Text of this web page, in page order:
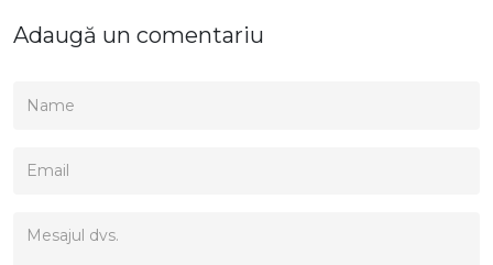
Adaugă un comentariu